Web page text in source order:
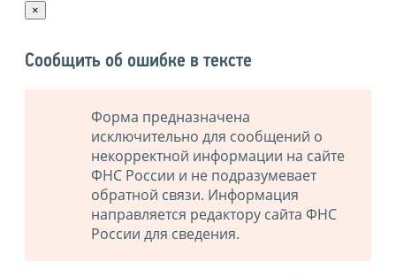
×
Сообщить об ошибке в тексте
Форма предназначена
исключительно для сообщений о
некорректной информации на сайте
ФНС России и не подразумевает
обратной связи. Информация
направляется редактору сайта ФНС
России для сведения.